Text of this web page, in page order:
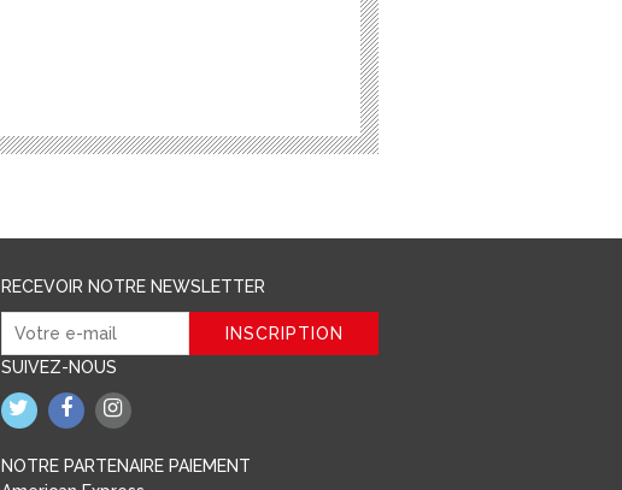
RECEVOIR NOTRE NEWSLETTER
SUIVEZ-NOUS
NOTRE PARTENAIRE PAIEMENT